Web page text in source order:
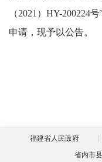
（2021）HY-200224
申请，现予以公告。
福建省人民政府
省内市县